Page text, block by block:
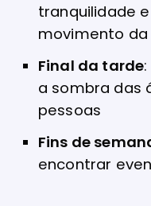
tranquilidade
movimento
Final da tarde
a sombra das
pessoas
Fins de
encontrar